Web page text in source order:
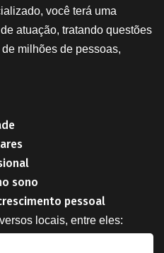
você terá uma
atuação, tratando questões
milhões de pessoas,
sono
pessoal
locais, entre eles: